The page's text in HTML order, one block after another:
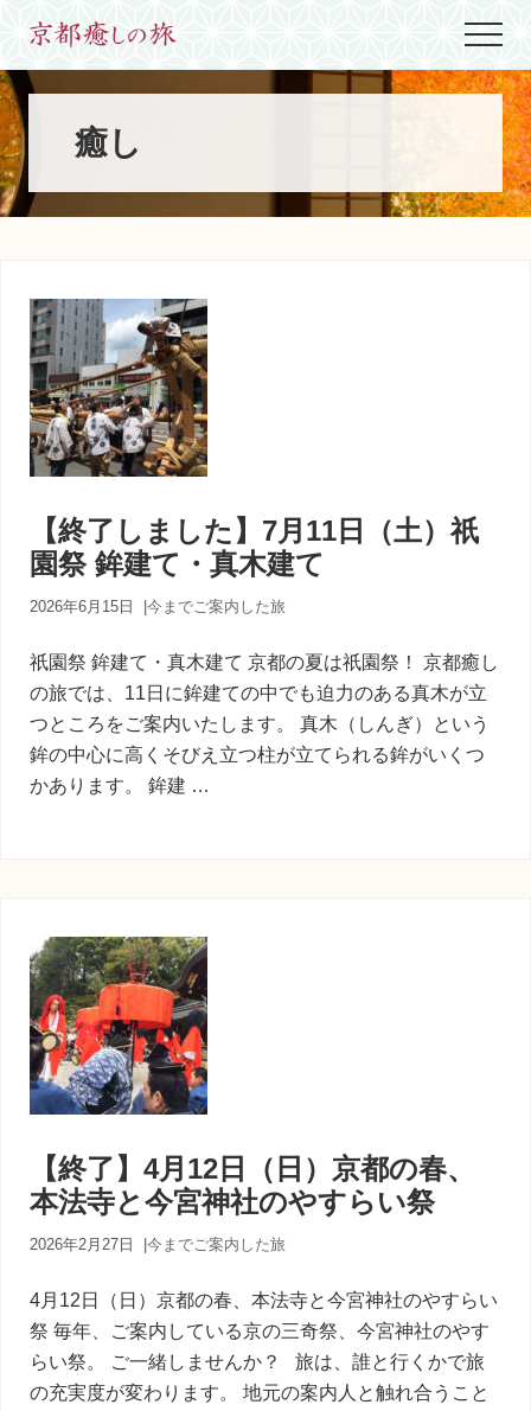
main
content
primary
sidebar
footer
世
界
に
た
っ
た
ひ
都
生
ま
れ
京
都
育
ち
が
あ
た
寄
り
添
癒
Menu
癒し
【終了しました】7月11日（土）祇
園祭 鉾建て・真木建て
2026年6月15日 今までご案内した旅
祇園祭 鉾建て・真木建て 京都の夏は祇園祭！ 京都癒し
の旅では、11日に鉾建ての中でも迫力のある真木が立
つところをご案内いたします。 真木（しんぎ）という
鉾の中心に高くそびえ立つ柱が立てられる鉾がいくつ
かあります。 鉾建 …
【終了】4月12日（日）京都の春、
本法寺と今宮神社のやすらい祭
2026年2月27日 今までご案内した旅
4月12日（日）京都の春、本法寺と今宮神社のやすらい
祭 毎年、ご案内している京の三奇祭、今宮神社のやす
らい祭。 ご一緒しませんか？ 旅は、誰と行くかで旅
の充実度が変わります。 地元の案内人と触れ合うこと